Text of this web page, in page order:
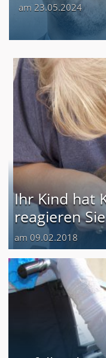
am 23.05.2024
Ihr Kind hat
reagieren
am 09.02.2018